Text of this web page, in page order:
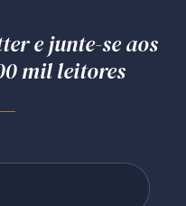
e junte-se aos
mil leitores